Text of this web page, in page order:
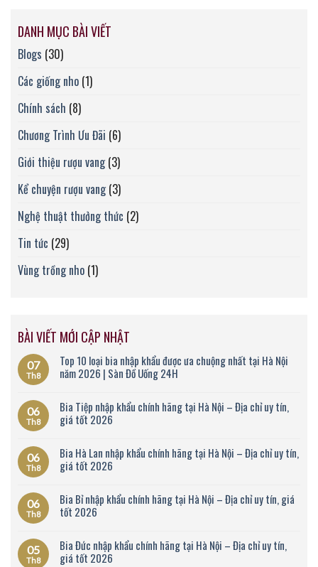
DANH MỤC BÀI VIẾT
Blogs (30)
Các giống nho (1)
Chính sách (8)
Chương Trình Ưu Đãi (6)
Giới thiệu rượu vang(3)
Kể chuyện rượu vang(3)
Nghệ thuật thưởng thức (2)
Tin tức (29)
Vùng trồng nho (1)
BÀI VIẾT MỚI CẬP NHẬT
07
Th8
Top 10 loại bia nhập khẩu được ưa chuộng nhất tại Hà Nội
năm 2026 | Sàn Đồ Uống 24H
06
Th8
Bia Tiệp nhập khẩu chính hãng tại Hà Nội – Địa chỉ uy tín,
giá tốt 2026
06
Th8
Bia Hà Lan nhập khẩu chính hãng tại Hà Nội – Địa chỉ uy tín,
giá tốt 2026
06
Th8
Bia Bỉ nhập khẩu chính hãng tại Hà Nội – Địa chỉ uy tín, giá
tốt 2026
05
Th8
Bia Đức nhập khẩu chính hãng tại Hà Nội – Địa chỉ uy tín,
giá tốt 2026